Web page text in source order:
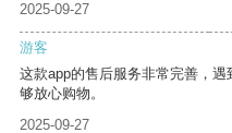
2025-09-27
游客
这款app的售后服务非常完善，
够放心购物。
2025-09-27